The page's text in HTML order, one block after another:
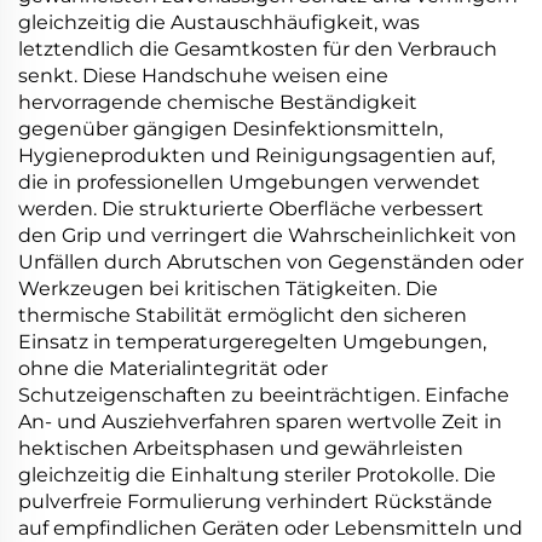
gleichzeitig die Austauschhäufigkeit, was
letztendlich die Gesamtkosten für den Verbrauch
senkt. Diese Handschuhe weisen eine
hervorragende chemische Beständigkeit
gegenüber gängigen Desinfektionsmitteln,
Hygieneprodukten und Reinigungsagentien auf,
die in professionellen Umgebungen verwendet
werden. Die strukturierte Oberfläche verbessert
den Grip und verringert die Wahrscheinlichkeit von
Unfällen durch Abrutschen von Gegenständen oder
Werkzeugen bei kritischen Tätigkeiten. Die
thermische Stabilität ermöglicht den sicheren
Einsatz in temperaturgeregelten Umgebungen,
ohne die Materialintegrität oder
Schutzeigenschaften zu beeinträchtigen. Einfache
An- und Ausziehverfahren sparen wertvolle Zeit in
hektischen Arbeitsphasen und gewährleisten
gleichzeitig die Einhaltung steriler Protokolle. Die
pulverfreie Formulierung verhindert Rückstände
auf empfindlichen Geräten oder Lebensmitteln und